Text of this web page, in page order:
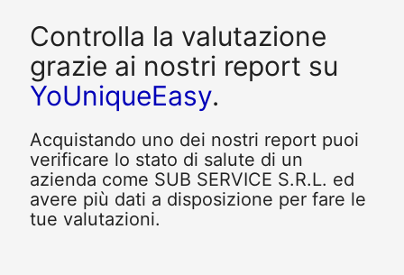
Controlla la valutazione
grazie ai nostri report su
YoUniqueEasy.
Acquistando uno dei nostri report puoi
verificare lo stato di salute di un
azienda come SUB SERVICE S.R.L. ed
avere più dati a disposizione per fare le
tue valutazioni.